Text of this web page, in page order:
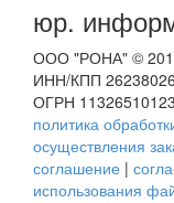
юр.
ООО "РОНА" ©
ИНН/КПП
ОГРН
политика
осуществления
соглашение |
использования